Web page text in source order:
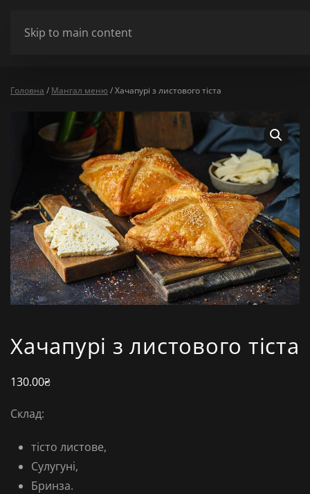
Skip to main content
Головна / Мангал меню / Хачапурі з листового тіста
Хачапурі з листового тіста
130.00₴
Склад:
тісто листове,
Сулугуні,
Бринза.